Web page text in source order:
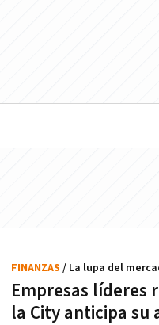
Empresas líderes
la City anticipa su
FINANZAS / La lupa del